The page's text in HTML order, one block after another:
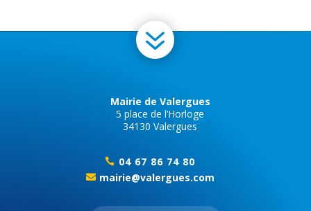
7
Mairie de Valergues
5 place de l’Horloge
34130 Valergues
 04 67 86 74 80
 mairie@valergues.com